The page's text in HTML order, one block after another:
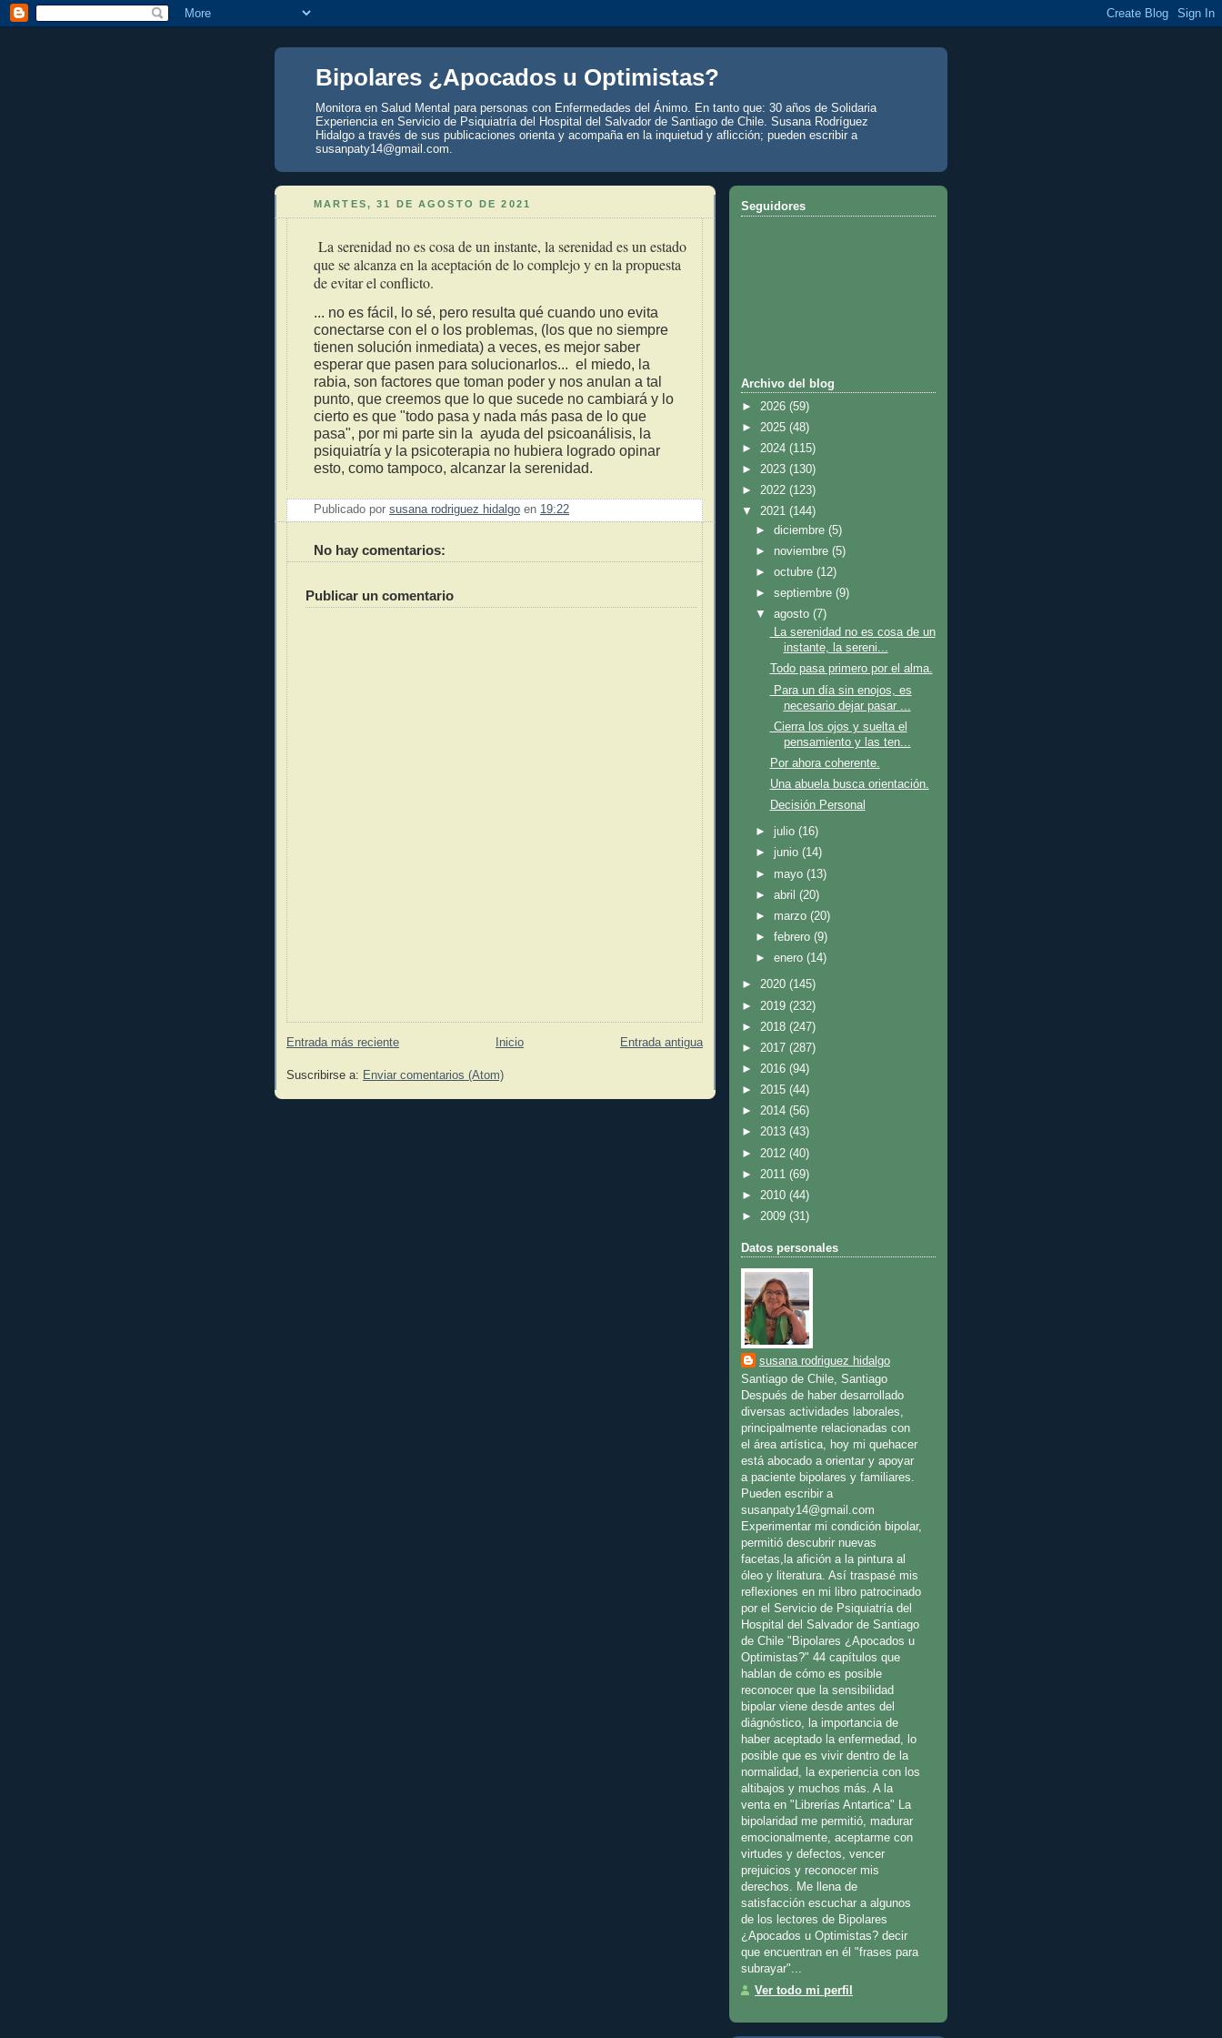
Bipolares ¿Apocados u Optimistas?
Monitora en Salud Mental para personas con Enfermedades del Ánimo. En tanto que: 30 años de Solidaria
Experiencia en Servicio de Psiquiatría del Hospital del Salvador de Santiago de Chile. Susana Rodríguez
Hidalgo a través de sus publicaciones orienta y acompaña en la inquietud y aflicción; pueden escribir a
susanpaty14@gmail.com.
MARTES, 31 DE AGOSTO DE 2021
La serenidad no es cosa de un instante, la serenidad es un estado
que se alcanza en la aceptación de lo complejo y en la propuesta
de evitar el conflicto.
... no es fácil, lo sé, pero resulta qué cuando uno evita
conectarse con el o los problemas, (los que no siempre
tienen solución inmediata) a veces, es mejor saber
esperar que pasen para solucionarlos... el miedo, la
rabia, son factores que toman poder y nos anulan a tal
punto, que creemos que lo que sucede no cambiará y lo
cierto es que "todo pasa y nada más pasa de lo que
pasa", por mi parte sin la ayuda del psicoanálisis, la
psiquiatría y la psicoterapia no hubiera logrado opinar
esto, como tampoco, alcanzar la serenidad.
Publicado por susana rodriguez hidalgo en 19:22
No hay comentarios:
Publicar un comentario
Entrada más reciente Entrada antigua
Inicio
Suscribirse a: Enviar comentarios (Atom)
Seguidores
Archivo del blog
► 2026 (59)
► 2025 (48)
► 2024 (115)
► 2023 (130)
► 2022 (123)
▼ 2021 (144)
►diciembre(5)
► noviembre(5)
►octubre(12)
►septiembre(9)
▼agosto(7)
La serenidad no es cosa de un
instante, la sereni...
Todo pasa primero por el alma.
Para un día sin enojos, es
necesario dejar pasar ...
Cierra los ojos y suelta el
pensamiento y las ten...
Por ahora coherente.
Una abuela busca orientación.
Decisión Personal
► julio(16)
► junio(14)
► mayo(13)
►abril(20)
► marzo(20)
►febrero(9)
►enero(14)
► 2020 (145)
► 2019 (232)
► 2018 (247)
► 2017 (287)
► 2016 (94)
► 2015 (44)
► 2014 (56)
► 2013 (43)
► 2012 (40)
► 2011 (69)
► 2010 (44)
► 2009 (31)
Datos personales
susana rodriguez hidalgo
Santiago de Chile, Santiago
Después de haber desarrollado
diversas actividades laborales,
principalmente relacionadas con
el área artística, hoy mi quehacer
está abocado a orientar y apoyar
a paciente bipolares y familiares.
Pueden escribir a
susanpaty14@gmail.com
Experimentar mi condición bipolar,
permitió descubrir nuevas
facetas,la afición a la pintura al
óleo y literatura. Así traspasé mis
reflexiones en mi libro patrocinado
por el Servicio de Psiquiatría del
Hospital del Salvador de Santiago
de Chile "Bipolares ¿Apocados u
Optimistas?" 44 capítulos que
hablan de cómo es posible
reconocer que la sensibilidad
bipolar viene desde antes del
diágnóstico, la importancia de
haber aceptado la enfermedad, lo
posible que es vivir dentro de la
normalidad, la experiencia con los
altibajos y muchos más. A la
venta en "Librerías Antartica" La
bipolaridad me permitió, madurar
emocionalmente, aceptarme con
virtudes y defectos, vencer
prejuicios y reconocer mis
derechos. Me llena de
satisfacción escuchar a algunos
de los lectores de Bipolares
¿Apocados u Optimistas? decir
que encuentran en él "frases para
subrayar"...
Ver todo mi perfil